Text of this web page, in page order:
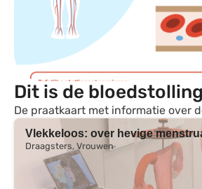
Dit is de bloedstolling
De praatkaart met informatie over
Vlekkeloos: over hevige
Draagsters, Vrouwen